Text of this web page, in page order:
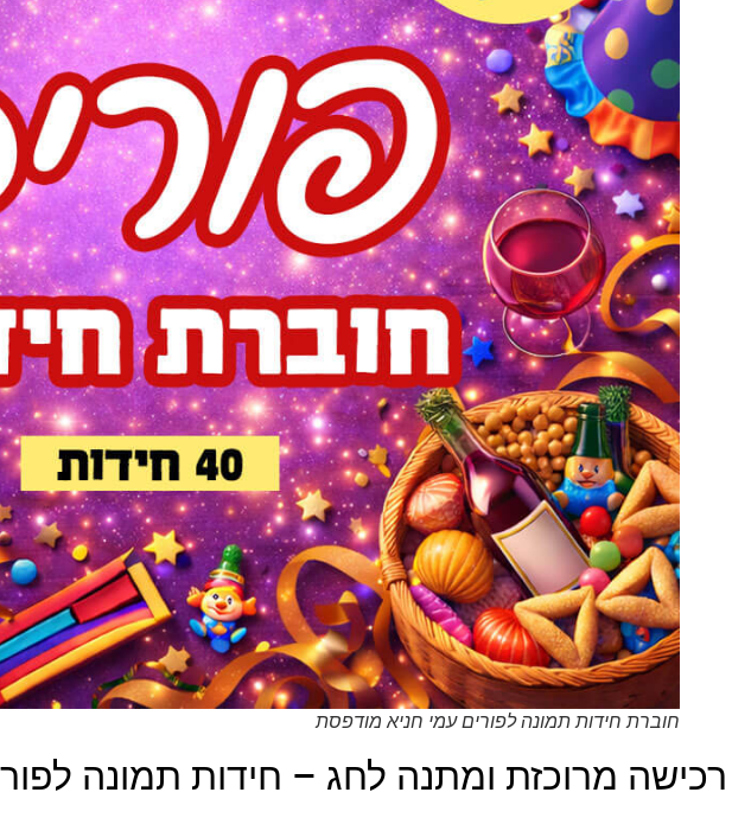
חוברת חידות תמונה לפורים עמי חניא מודפסת
רכישה מרוכזת ומתנה לחג – חידות תמונה